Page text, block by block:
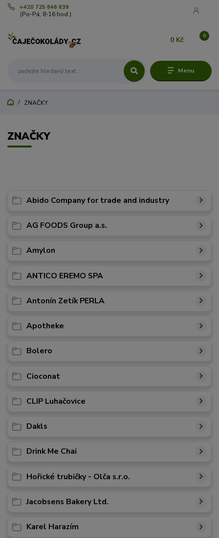
Menu
+420 725 846 639
(Po-Pá, 8-16 hod.)
0
0 Kč
ZNAČKY
ZNAČKY
Abido Company for trade and industry
AG FOODS Group a.s.
Amylon
ANTICO EREMO SPA
Antonín Zetík PERLA
Apotheke
Bolero
Cioconat
CLIP Luhačovice
Dakls
Drink Me Chai
Hořické trubičky - Olča s.r.o.
Jacobsens Bakery Ltd.
Karel Harazím